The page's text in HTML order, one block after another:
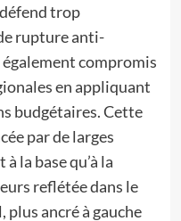
trop
rupture anti-
compromis
en appliquant
budgétaires. Cette
par de larges
la base qu’à la
reflétée dans le
ancré à gauche